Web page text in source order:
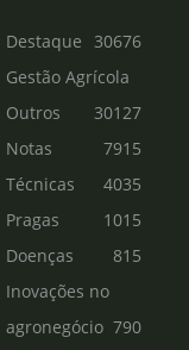
Destaque
30676
Gestão Agrícola
30127
Outros
7915
Notas
Técnicas
4035
Pragas
1015
Doenças
815
Inovações no
agronegócio 790